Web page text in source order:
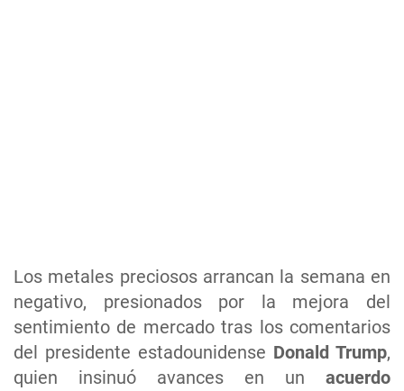
Los metales preciosos arrancan la semana en
negativo, presionados por la mejora del
sentimiento de mercado tras los comentarios
del presidente estadounidense Donald Trump,
quien insinuó avances en un acuerdo